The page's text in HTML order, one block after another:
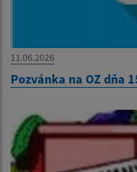
11.06.2026
Pozvánka na OZ dňa